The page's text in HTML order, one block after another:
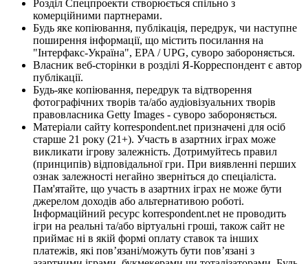
Розділ Спецпроекти створюється спільно з
комерційними партнерами.
Будь яке копіювання, публікація, передрук, чи наступне
поширення інформації, що містить посилання на
"Інтерфакс-Україна", EPA / UPG, суворо забороняється.
Власник веб-сторінки в розділі Я-Корреспондент є автор
публікації.
Будь-яке копіювання, передрук та відтворення
фотографічних творів та/або аудіовізуальних творів
правовласника Getty Images - суворо забороняється.
Матеріали сайту korrespondent.net призначені для осіб
старше 21 року (21+). Участь в азартних іграх може
викликати ігрову залежність. Дотримуйтесь правил
(принципів) відповідальної гри. При виявленні перших
ознак залежності негайно зверніться до спеціаліста.
Пам'ятайте, що участь в азартних іграх не може бути
джерелом доходів або альтернативою роботі.
Інформаційний ресурс korrespondent.net не проводить
ігри на реальні та/або віртуальні гроші, також сайт не
приймає ні в якій формі оплату ставок та інших
платежів, які пов’язані/можуть бути пов’язані з